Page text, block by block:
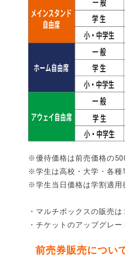
※優待価格は前売価格の
※学生は高校・大学・各種
※学生当日価格は学割適用
・マルチボックスの販売は
・チケットのアップグレ
前売券販売につい